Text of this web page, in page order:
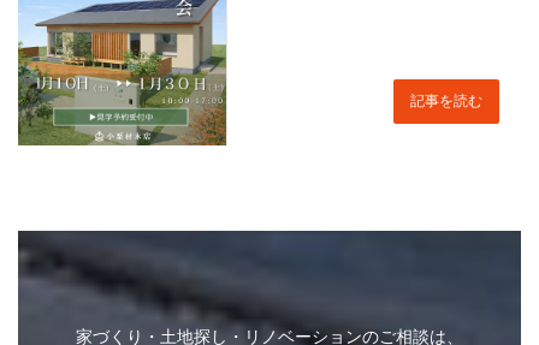
必須 電話番号
ご住所
記事を読む
家づくり・土地探し・リノベーションのご相談は、